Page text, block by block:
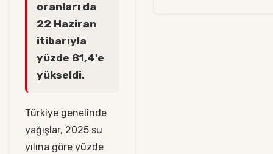
oranları da
22 Haziran
itibarıyla
yüzde 81,4'e
yükseldi.
Türkiye genelinde
yağışlar, 2025 su
yılına göre yüzde